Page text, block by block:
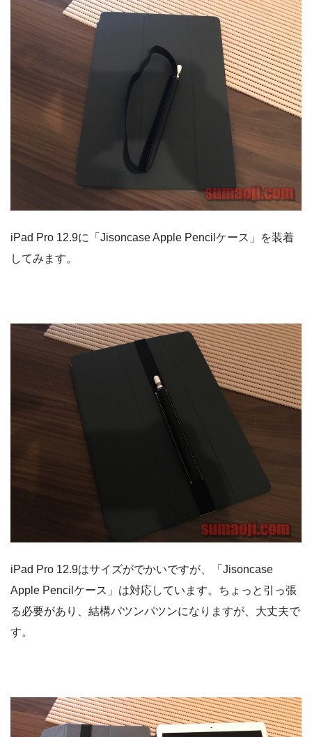
iPad Pro 12.9に「Jisoncase Apple Pencilケース」を装着
してみます。
iPad Pro 12.9はサイズがでかいですが、「Jisoncase
Apple Pencilケース」は対応しています。ちょっと引っ張
る必要があり、結構パツンパツンになりますが、大丈夫で
す。